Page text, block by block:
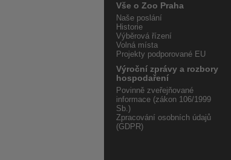
Vše o Zoo Praha
Naše poslání
Historie
Výběrová řízení
Volná místa
Projekty podporované EU
Výroční zprávy a rozbory
hospodaření
Povinně zveřejňované
informace (zákon 106/1999
Sb.)
Zpracování osobních údajů
(GDPR)